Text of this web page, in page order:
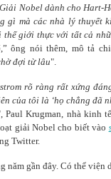
Giải Nobel dành cho Hart-
gì mà các nhà lý thuyết
thế giới thực với tất cả
,” ông nói thêm, mô tả
đợi từ lâu".
rõ ràng rất xứng
của tôi là ‘họ chẳng đã
Paul Krugman, nhà kinh
giải Nobel cho biết vào
Twitter.
gần đây. Có thể viện